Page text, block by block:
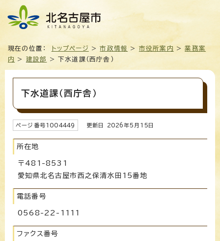
現在の位置： トップページ >市政情報 > 市役所案内 >業務案
内
> 建設部 > 下水道課（西庁舎）
下水道課（西庁舎）
ページ番号1004449 更新日 2026年5月 15 日
所在地
〒481-8531
愛知県北名古屋市西之保清水田15番地
電話番号
0568-22-1111
ファクス番号